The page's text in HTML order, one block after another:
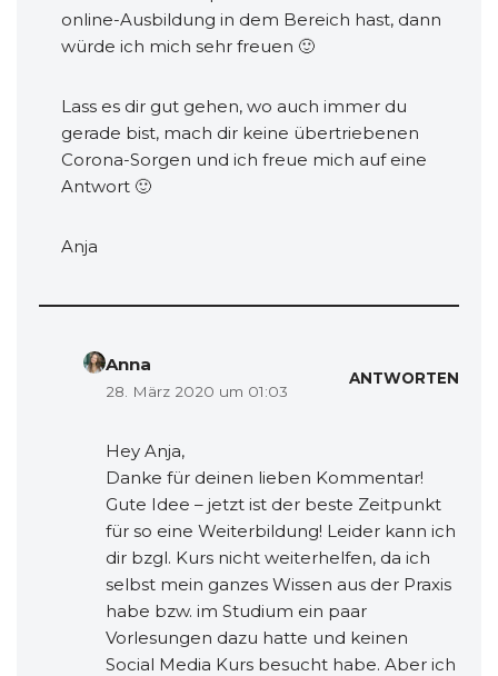
online-Ausbildung in dem Bereich hast, dann
würde ich mich sehr freuen 🙂
Lass es dir gut gehen, wo auch immer du
gerade bist, mach dir keine übertriebenen
Corona-Sorgen und ich freue mich auf eine
Antwort 🙂
Anja
Anna
28. März 2020 um 01:03
ANTWORTEN
Hey Anja,
Danke für deinen lieben Kommentar!
Gute Idee – jetzt ist der beste Zeitpunkt
für so eine Weiterbildung! Leider kann ich
dir bzgl. Kurs nicht weiterhelfen, da ich
selbst mein ganzes Wissen aus der Praxis
habe bzw. im Studium ein paar
Vorlesungen dazu hatte und keinen
Social Media Kurs besucht habe. Aber ich